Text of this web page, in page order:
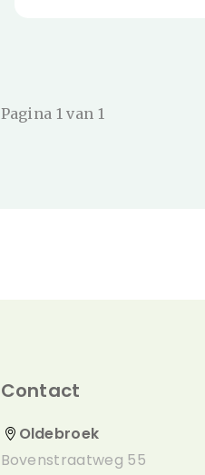
Pagina 1 van 1
Contact
Oldebroek
Bovenstraatweg 55